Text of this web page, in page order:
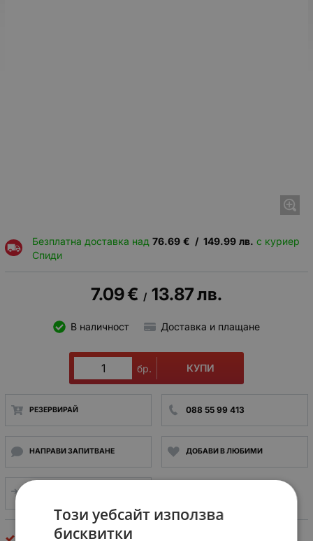
Безплатна доставка над 76.69 € / 149.99 лв. с куриер
Спиди
7.09€ / 13.87лв.
В наличност Доставка и плащане
бр. КУПИ
РЕЗЕРВИРАЙ 088 55 99 413
НАПРАВИ ЗАПИТВАНЕ ДОБАВИ В ЛЮБИМИ
инструменти рубикон
Този уебсайт използва
бисквитки